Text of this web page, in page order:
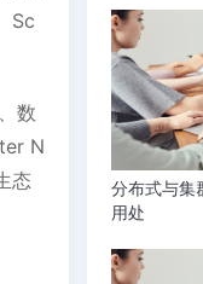
Sc
数
N
态
分布式与集
用处